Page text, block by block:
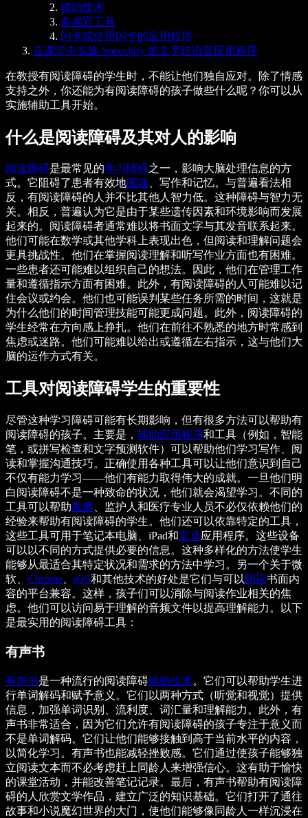
辅助技术
多感官工具
闪卡或使用闪卡的应用程序
在课堂中实施 Speechify 的文字转语音应用程序
在教授有阅读障碍的学生时，不能让他们独自应对。除了情感
支持之外，你还能为有阅读障碍的孩子做些什么呢？你可以从
实施辅助工具开始。
什么是阅读障碍及其对人的影响
阅读障碍是最常见的学习障碍之一，影响大脑处理信息的方
式。它阻碍了患者有效地阅读、写作和记忆。与普遍看法相
反，有阅读障碍的人并不比其他人智力低。这种障碍与智力无
关。相反，普遍认为它是由于某些遗传因素和环境影响而发展
起来的。阅读障碍者通常难以将书面文字与其发音联系起来。
他们可能在数学或其他学科上表现出色，但阅读和理解问题会
更具挑战性。他们在掌握阅读理解和听写作业方面也有困难。
一些患者还可能难以组织自己的想法。因此，他们在管理工作
量和遵循指示方面有困难。此外，有阅读障碍的人可能难以记
住会议或约会。他们也可能误判某些任务所需的时间，这就是
为什么他们的时间管理技能可能更成问题。此外，阅读障碍的
学生经常在方向感上挣扎。他们在前往不熟悉的地方时常感到
焦虑或迷路。他们可能难以给出或遵循左右指示，这与他们大
脑的运作方式有关。
工具对阅读障碍学生的重要性
尽管这种学习障碍可能有长期影响，但有很多方法可以帮助有
阅读障碍的孩子。主要是， 辅助应用程序和工具（例如，智能
笔，或拼写检查和文字预测软件）可以帮助他们学习写作、阅
读和掌握沟通技巧。正确使用各种工具可以让他们意识到自己
不仅有能力学习——他们有能力取得伟大的成就。一旦他们明
白阅读障碍不是一种致命的状况，他们就会渴望学习。不同的
工具可以帮助教师 、监护人和医疗专业人员不必仅依赖他们的
经验来帮助有阅读障碍的学生。他们还可以依靠特定的工具，
这些工具可用于笔记本电脑、iPad和安卓应用程序。这些设备
可以以不同的方式提供必要的信息。这种多样化的方法使学生
能够从最适合其特定状况和需求的方法中学习。另一个关于微
软、 Chrome iOS和其他技术的好处是它们与可以朗读书面内
容的平台兼容。这样，孩子们可以消除与阅读作业相关的焦
虑。他们可以访问易于理解的音频文件以提高理解能力。以下
是最实用的阅读障碍工具：
有声书
有声书是一种流行的阅读障碍辅助技术。它们可以帮助学生进
行单词解码和赋予意义。它们以两种方式（听觉和视觉）提供
信息，加强单词识别、流利度、词汇量和理解能力。此外，有
声书非常适合，因为它们允许有阅读障碍的孩子专注于意义而
不是单词解码。它们让他们能够接触到高于当前水平的内容，
以简化学习。有声书也能减轻挫败感。它们通过使孩子能够独
立阅读文本而不必考虑赶上同龄人来增强信心。这有助于愉快
的课堂活动，并能改善笔记记录。最后，有声书帮助有阅读障
碍的人欣赏文学作品，建立广泛的知识基础。它们打开了通往
故事和小说魔幻世界的大门，使他们能够像同龄人一样沉浸在